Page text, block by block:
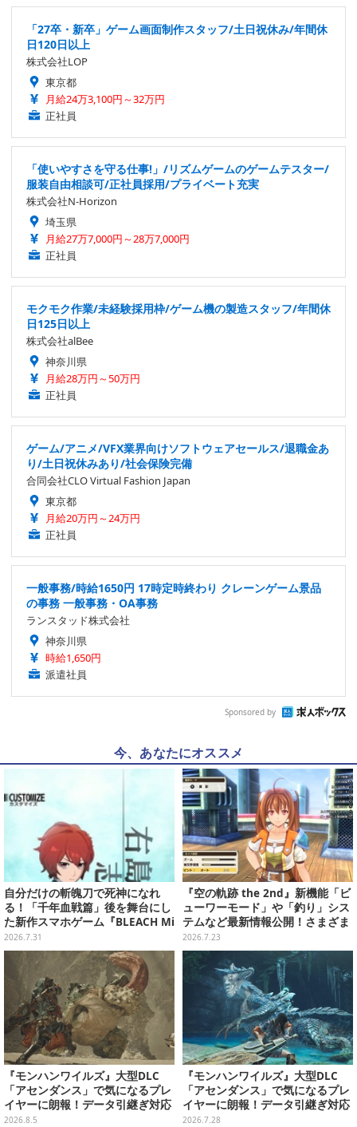
「27卒・新卒」ゲーム画面制作スタッフ/土日祝休み/年間休
日120日以上
株式会社LOP
東京都
月給24万3,100円～32万円
正社員
「使いやすさを守る仕事!」/リズムゲームのゲームテスター/
服装自由相談可/正社員採用/プライベート充実
株式会社N-Horizon
埼玉県
月給27万7,000円～28万7,000円
正社員
モクモク作業/未経験採用枠/ゲーム機の製造スタッフ/年間休
日125日以上
株式会社alBee
神奈川県
月給28万円～50万円
正社員
ゲーム/アニメ/VFX業界向けソフトウェアセールス/退職金あ
り/土日祝休みあり/社会保険完備
合同会社CLO Virtual Fashion Japan
東京都
月給20万円～24万円
正社員
一般事務/時給1650円 17時定時終わり クレーンゲーム景品
の事務 一般事務・OA事務
ランスタッド株式会社
神奈川県
時給1,650円
派遣社員
Sponsored by
今、あなたにオススメ
自分だけの斬魄刀で死神になれ
る！「千年血戦篇」後を舞台にし
た新作スマホゲーム『BLEACH Mi
rrors High』クローズドβテスト
レポート
2026.7.31
『空の軌跡 the 2nd』新機能「ビ
ューワーモード」や「釣り」シス
テムなど最新情報公開！さまざま
なシチュエーションで鑑賞＆撮影
可能
2026.7.23
『モンハンワイルズ』大型DLC
「アセンダンス」で気になるプレ
イヤーに朗報！データ引継ぎ対応
の「序盤体験版」が本日8月5日配
2026.8.5
『モンハンワイルズ』大型DLC
「アセンダンス」で気になるプレ
イヤーに朗報！データ引継ぎ対応
の「序盤体験版」が配信決定
2026.7.28